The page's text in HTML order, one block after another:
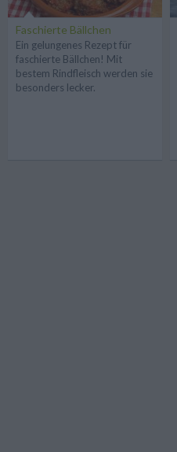
Faschierte Bällchen
Ein gelungenes Rezept für
faschierte Bällchen! Mit
bestem Rindfleisch werden sie
besonders lecker.